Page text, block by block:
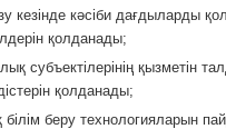
кезінде кәсіби дағдыларды
қолданады;
субъектілерінің қызметін
қолданады;
беру технологияларын